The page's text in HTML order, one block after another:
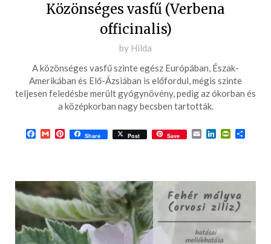
Közönséges vasfű (Verbena
officinalis)
Posted
on
2018-
01-
02
by Hilda
A közönséges vasfű szinte egész Európában, Észak-
Amerikában és Elő-Ázsiában is előfordul, mégis szinte
teljesen feledésbe merült gyógynövény, pedig az ókorban és
a középkorban nagy becsben tartották.
Facebook
GmailPinterest
Share Post Save EmailLinkedIn